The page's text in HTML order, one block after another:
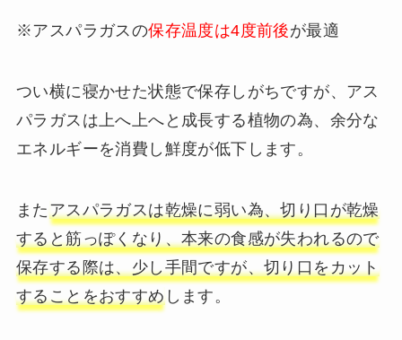
※アスパラガスの保存温度は4度前後が最適
つい横に寝かせた状態で保存しがちですが、アス
パラガスは上へ上へと成長する植物の為、余分な
エネルギーを消費し鮮度が低下します。
また アスパラガスは乾燥に弱い為、切り口が乾燥
すると筋っぽくなり、本来の食感が失われるので
保存する際は、少し手間ですが、切り口をカット
することをおすすめ します。